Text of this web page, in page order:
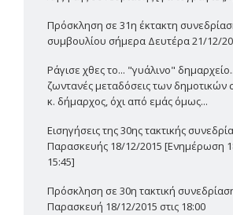
Πρόσκληση σε 31η έκτακτη
συμβουλίου σήμερα Δευτέρα 21/12/
Ράγισε χθες το... "γυάλινο"
ζωντανές μεταδόσεις των δημοτικών
κ. δήμαρχος, όχι από εμάς όμως...
Εισηγήσεις της 30ης τακτικής
Παρασκευής 18/12/2015 [Ενημέρωση
15:45]
Πρόσκληση σε 30η τακτική
Παρασκευή 18/12/2015 στις 18:00